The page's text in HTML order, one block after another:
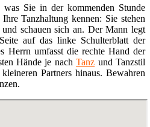
Sie in der kommenden Stunde
Tanzhaltung kennen: Sie stehen
schauen sich an. Der Mann legt
auf das linke Schulterblatt der
Herrn umfasst die rechte Hand der
Hände je nachTanz und Tanzstil
Partners hinaus. Bewahren